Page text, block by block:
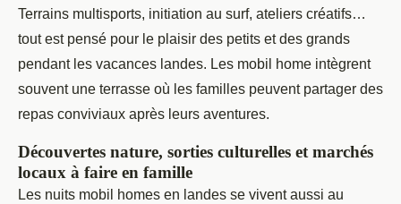
Terrains multisports, initiation au surf, ateliers créatifs…
tout est pensé pour le plaisir des petits et des grands
pendant les vacances landes. Les mobil home intègrent
souvent une terrasse où les familles peuvent partager des
repas conviviaux après leurs aventures.
Découvertes nature, sorties culturelles et marchés
locaux à faire en famille
Les nuits mobil homes en landes se vivent aussi au